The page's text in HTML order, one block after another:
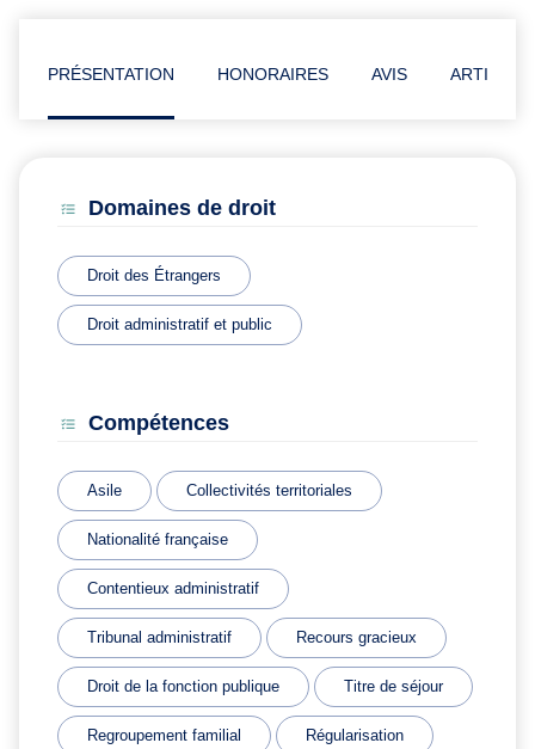
PRÉSENTATION HONORAIRES AVIS ARTICLES
Domaines de droit
Droit des Étrangers
Droit administratif et public
Compétences
Asile Collectivités territoriales
Nationalité française
Contentieux administratif
Tribunal administratif Recours gracieux
Droit de la fonction publique Titre de séjour
Regroupement familial Régularisation